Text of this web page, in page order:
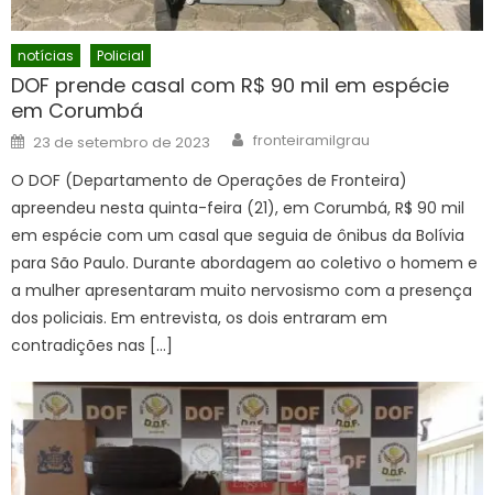
notícias Policial
DOF prende casal com R$ 90 mil em espécie
em Corumbá
Posted
on
23 de setembro de 2023 Author
fronteiramilgrau
O DOF (Departamento de Operações de Fronteira)
apreendeu nesta quinta-feira (21), em Corumbá, R$ 90 mil
em espécie com um casal que seguia de ônibus da Bolívia
para São Paulo. Durante abordagem ao coletivo o homem e
a mulher apresentaram muito nervosismo com a presença
dos policiais. Em entrevista, os dois entraram em
contradições nas […]